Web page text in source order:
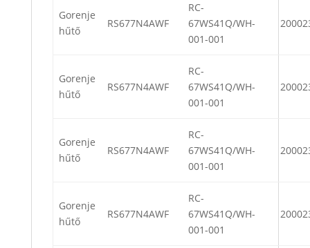
Gorenje
hűtő
RS677N4AWF
RC-
67WS41Q/WH-
001-001
Gorenje
hűtő
RS677N4AWF
RC-
67WS41Q/WH-
001-001
Gorenje
hűtő
RS677N4AWF
RC-
67WS41Q/WH-
001-001
Gorenje
hűtő
RS677N4AWF
RC-
67WS41Q/WH-
001-001